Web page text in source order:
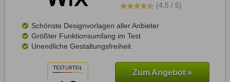
(4,5 / 5)
Schönste Designvorlagen aller Anbieter
Größter Funktionsumfang im Test
Unendliche Gestaltungsfreiheit
Zum Angebot »